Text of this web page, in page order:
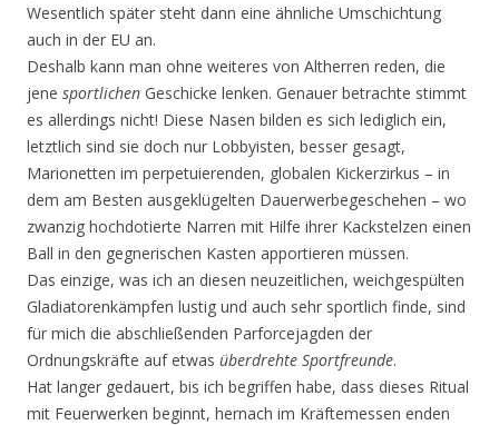
Wesentlich später steht dann eine ähnliche Umschichtung
auch in der EU an.
Deshalb kann man ohne weiteres von Altherren reden, die
jene sportlichen Geschicke lenken. Genauer betrachte stimmt
es allerdings nicht! Diese Nasen bilden es sich lediglich ein,
letztlich sind sie doch nur Lobbyisten, besser gesagt,
Marionetten im perpetuierenden, globalen Kickerzirkus – in
dem am Besten ausgeklügelten Dauerwerbegeschehen – wo
zwanzig hochdotierte Narren mit Hilfe ihrer Kackstelzen einen
Ball in den gegnerischen Kasten apportieren müssen.
Das einzige, was ich an diesen neuzeitlichen, weichgespülten
Gladiatorenkämpfen lustig und auch sehr sportlich finde, sind
für mich die abschließenden Parforcejagden der
Ordnungskräfte auf etwas überdrehte Sportfreunde.
Hat langer gedauert, bis ich begriffen habe, dass dieses Ritual
mit Feuerwerken beginnt, hernach im Kräftemessen enden